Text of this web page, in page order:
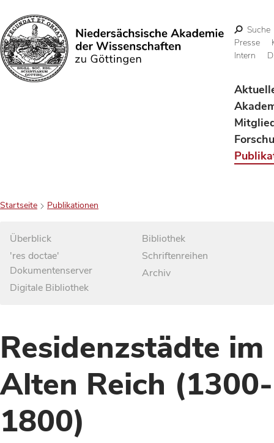
Suchen
Suche
Presse
Intern
Startseite Publikationen
Überblick
'res doctae'
Dokumentenserver
Digitale Bibliothek
Bibliothek
Schriftenreihen
Archiv
Residenzstädte im
Alten Reich (1300-
1800)